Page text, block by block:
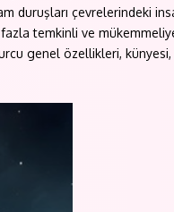
çevrelerindeki
temkinli ve
genel özellikleri, künyesi,